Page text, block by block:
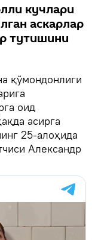
кучлари
аскарлар
тутишини
қўмондонлиги
оид
асирга
25-алоҳида
Александр